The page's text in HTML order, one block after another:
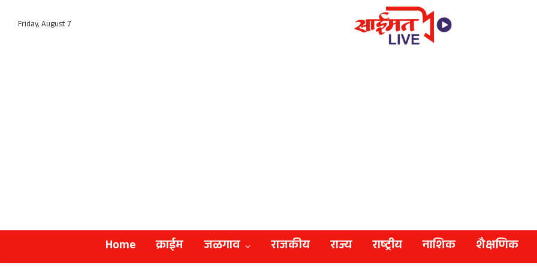
Friday, August 7
Home क्राईम जळगाव राजकीय राज्य राष्ट्रीय नाशिक शैक्षणिक